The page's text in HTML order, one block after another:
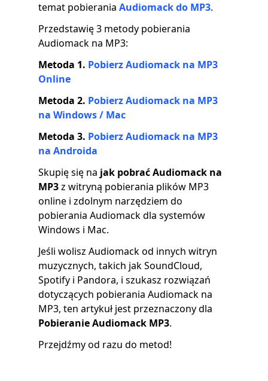
temat pobierania Audiomack do MP3.
Przedstawię 3 metody pobierania
Audiomack na MP3:
Metoda 1. Pobierz Audiomack na MP3
Online
Metoda 2. Pobierz Audiomack na MP3
na Windows / Mac
Metoda 3. Pobierz Audiomack na MP3
na Androida
Skupię się na jak pobrać Audiomack na
MP3z witryną pobierania plików MP3
online i zdolnym narzędziem do
pobierania Audiomack dla systemów
Windows i Mac.
Jeśli wolisz Audiomack od innych witryn
muzycznych, takich jak SoundCloud,
Spotify i Pandora, i szukasz rozwiązań
dotyczących pobierania Audiomack na
MP3, ten artykuł jest przeznaczony dla
Pobieranie Audiomack MP3.
Przejdźmy od razu do metod!